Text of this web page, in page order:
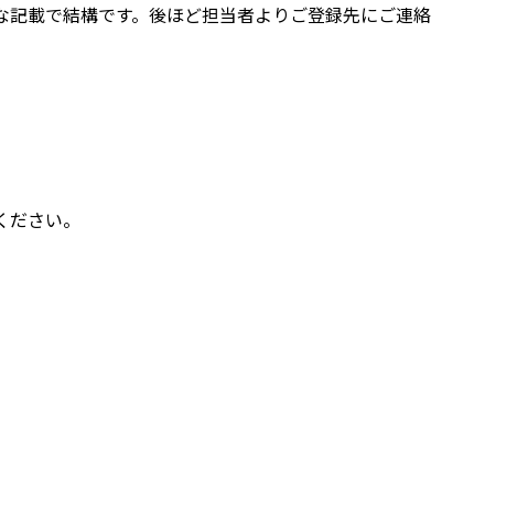
載で結構です。後ほど担当者よりご登録先にご連絡
さい。